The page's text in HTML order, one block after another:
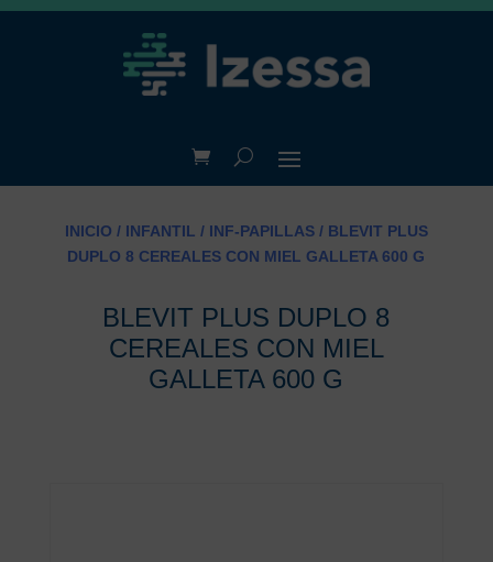
INICIO / INFANTIL / INF-PAPILLAS/ BLEVIT PLUS
DUPLO 8 CEREALES CON MIEL GALLETA 600 G
BLEVIT PLUS DUPLO 8
CEREALES CON MIEL
GALLETA 600 G